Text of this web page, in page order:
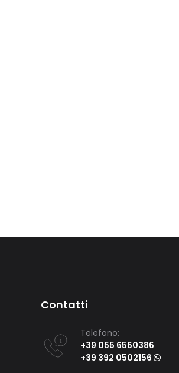
Contatti
Telefono:
+39 055 6560386
+39 392 0502156